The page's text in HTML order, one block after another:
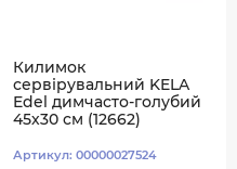
Килимок
сервірувальний KELA
Edel димчасто-голубий
45х30 см (12662)
Артикул: 00000027524